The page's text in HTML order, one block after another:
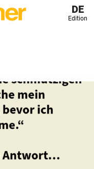
DE
Edition